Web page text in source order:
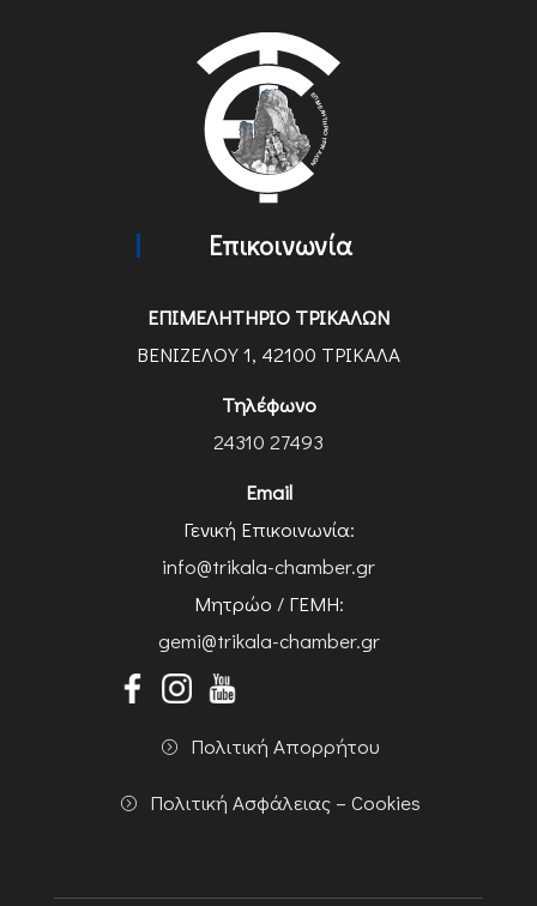
Επικοινωνία
ΕΠΙΜΕΛΗΤΗΡΙΟ ΤΡΙΚΑΛΩΝ
ΒΕΝΙΖΕΛΟΥ 1, 42100 ΤΡΙΚΑΛΑ
Τηλέφωνο
24310 27493
Email
Γενική Επικοινωνία:
info@trikala-chamber.gr
Μητρώο / ΓΕΜΗ:
gemi@trikala-chamber.gr
Πολιτική Απορρήτου
Πολιτική Ασφάλειας – Cookies